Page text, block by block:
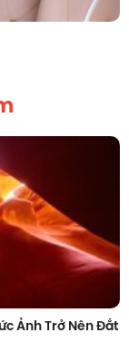
Ảnh Trở Nên Đắt